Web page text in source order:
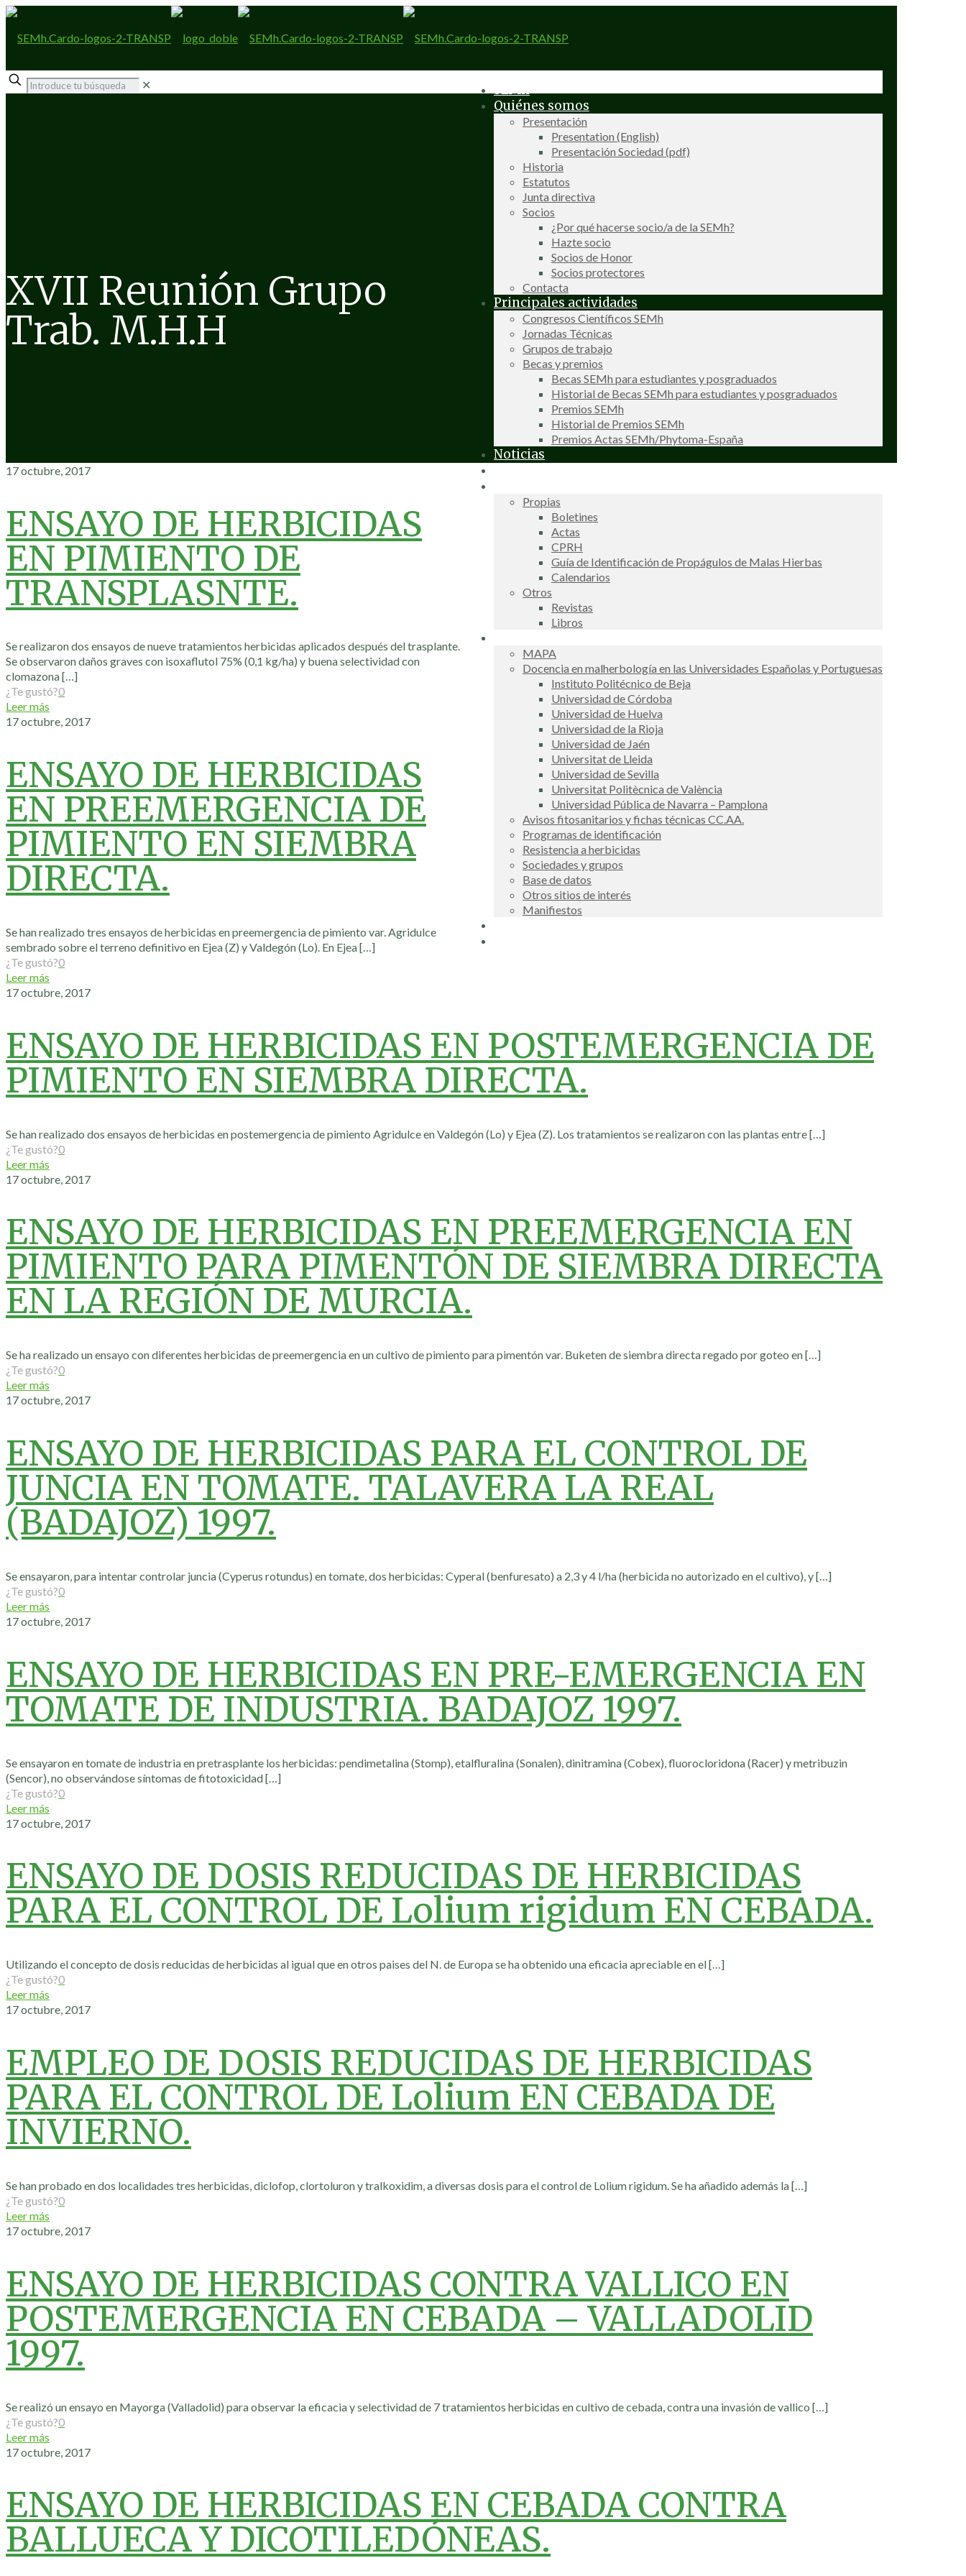
SEMh
Quiénes somos
Presentación
Presentation (English)
Presentación Sociedad (pdf)
Historia
Estatutos
Junta directiva
Socios
¿Por qué hacerse socio/a de la SEMh?
Hazte socio
Socios de Honor
Socios protectores
Contacta
Principales actividades
Congresos Científicos SEMh
Jornadas Técnicas
Grupos de trabajo
Becas y premios
Becas SEMh para estudiantes y posgraduados
Historial de Becas SEMh para estudiantes y posgraduados
Premios SEMh
Historial de Premios SEMh
Premios Actas SEMh/Phytoma-España
Noticias
Propias
Boletines
Actas
CPRH
Guía de Identificación de Propágulos de Malas Hierbas
Calendarios
Otros
Revistas
Libros
MAPA
Docencia en malherbología en las Universidades Españolas y Portuguesas
Instituto Politécnico de Beja
Universidad de Córdoba
Universidad de Huelva
Universidad de la Rioja
Universidad de Jaén
Universitat de Lleida
Universidad de Sevilla
Universitat Politècnica de València
Universidad Pública de Navarra – Pamplona
Avisos fitosanitarios y fichas técnicas CC.AA.
Programas de identificación
Resistencia a herbicidas
Sociedades y grupos
Base de datos
Otros sitios de interés
Manifiestos
✕
XVII Reunión Grupo
Trab. M.H.H
17 octubre, 2017
ENSAYO DE HERBICIDAS
EN PIMIENTO DE
TRANSPLASNTE.
Se realizaron dos ensayos de nueve tratamientos herbicidas aplicados después del trasplante.
Se observaron daños graves con isoxaflutol 75% (0,1 kg/ha) y buena selectividad con
clomazona[…]
¿Te gustó?0
Leer más
17 octubre, 2017
ENSAYO DE HERBICIDAS
EN PREEMERGENCIA DE
PIMIENTO EN SIEMBRA
DIRECTA.
Se han realizado tres ensayos de herbicidas en preemergencia de pimiento var. Agridulce
sembrado sobre el terreno definitivo en Ejea (Z) y Valdegón (Lo). En Ejea[…]
¿Te gustó?0
Leer más
17 octubre, 2017
ENSAYO DE HERBICIDAS EN POSTEMERGENCIA DE
PIMIENTO EN SIEMBRA DIRECTA.
Se han realizado dos ensayos de herbicidas en postemergencia de pimiento Agridulce en Valdegón (Lo) y Ejea (Z). Los tratamientos se realizaron con las plantas entre[…]
¿Te gustó?0
Leer más
17 octubre, 2017
ENSAYO DE HERBICIDAS EN PREEMERGENCIA EN
PIMIENTO PARA PIMENTÓN DE SIEMBRA DIRECTA
EN LA REGIÓN DE MURCIA.
Se ha realizado un ensayo con diferentes herbicidas de preemergencia en un cultivo de pimiento para pimentón var. Buketen de siembra directa regado por goteo en[…]
¿Te gustó?0
Leer más
17 octubre, 2017
ENSAYO DE HERBICIDAS PARA EL CONTROL DE
JUNCIA EN TOMATE. TALAVERA LA REAL
(BADAJOZ) 1997.
Se ensayaron, para intentar controlar juncia (Cyperus rotundus) en tomate, dos herbicidas: Cyperal (benfuresato) a 2,3 y 4 l/ha (herbicida no autorizado en el cultivo), y[…]
¿Te gustó?0
Leer más
17 octubre, 2017
ENSAYO DE HERBICIDAS EN PRE-EMERGENCIA EN
TOMATE DE INDUSTRIA. BADAJOZ 1997.
Se ensayaron en tomate de industria en pretrasplante los herbicidas: pendimetalina (Stomp), etalfluralina (Sonalen), dinitramina (Cobex), fluorocloridona (Racer) y metribuzin
(Sencor), no observándose síntomas de fitotoxicidad[…]
¿Te gustó?0
Leer más
17 octubre, 2017
ENSAYO DE DOSIS REDUCIDAS DE HERBICIDAS
PARA EL CONTROL DE Lolium rigidum EN CEBADA.
Utilizando el concepto de dosis reducidas de herbicidas al igual que en otros paises del N. de Europa se ha obtenido una eficacia apreciable en el[…]
¿Te gustó?0
Leer más
17 octubre, 2017
EMPLEO DE DOSIS REDUCIDAS DE HERBICIDAS
PARA EL CONTROL DE Lolium EN CEBADA DE
INVIERNO.
Se han probado en dos localidades tres herbicidas, diclofop, clortoluron y tralkoxidim, a diversas dosis para el control de Lolium rigidum. Se ha añadido además la[…]
¿Te gustó?0
Leer más
17 octubre, 2017
ENSAYO DE HERBICIDAS CONTRA VALLICO EN
POSTEMERGENCIA EN CEBADA – VALLADOLID
1997.
Se realizó un ensayo en Mayorga (Valladolid) para observar la eficacia y selectividad de 7 tratamientos herbicidas en cultivo de cebada, contra una invasión de vallico […]
¿Te gustó?0
Leer más
17 octubre, 2017
ENSAYO DE HERBICIDAS EN CEBADA CONTRA
BALLUECA Y DICOTILEDÓNEAS.